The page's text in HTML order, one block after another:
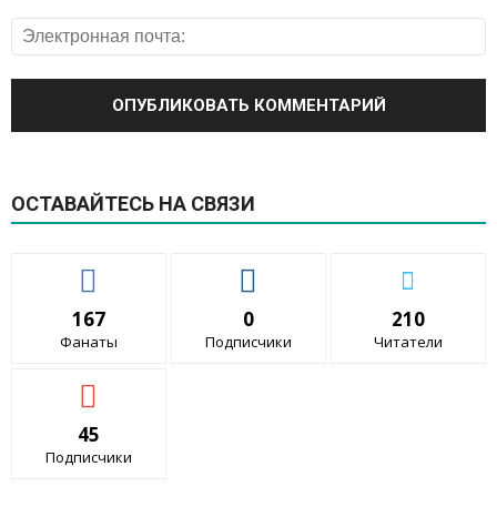
ОСТАВАЙТЕСЬ НА СВЯЗИ
167
Фанаты
0
Подписчики
210
Читатели
45
Подписчики